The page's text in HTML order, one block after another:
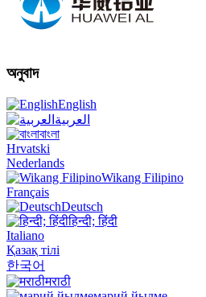
অনুবাদ
English
العربية
বাংলা
Hrvatski
Nederlands
Wikang Filipino
Français
Deutsch
हिन्दी; हिंदी
Italiano
Қазақ тілі
한국어
मराठी